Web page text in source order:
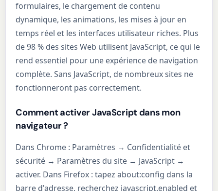
formulaires, le chargement de contenu
dynamique, les animations, les mises à jour en
temps réel et les interfaces utilisateur riches. Plus
de 98 % des sites Web utilisent JavaScript, ce qui le
rend essentiel pour une expérience de navigation
complète. Sans JavaScript, de nombreux sites ne
fonctionneront pas correctement.
Comment activer JavaScript dans mon
navigateur ?
Dans Chrome : Paramètres → Confidentialité et
sécurité → Paramètres du site → JavaScript →
activer. Dans Firefox : tapez about:config dans la
barre d'adresse, recherchez javascript.enabled et